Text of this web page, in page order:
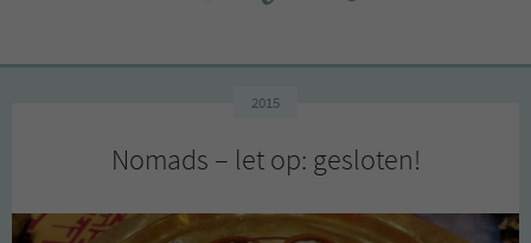
2015
Nomads – let op: gesloten!